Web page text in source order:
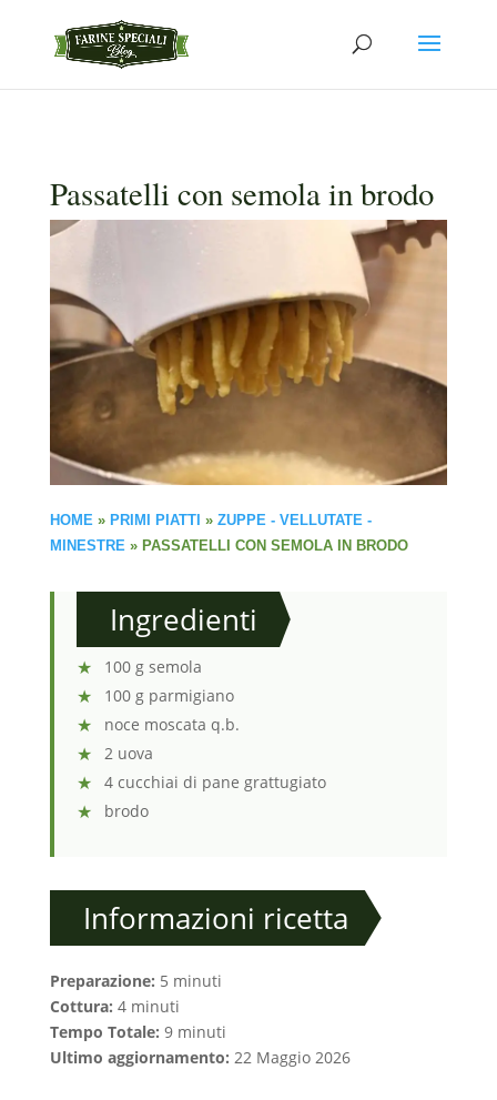
Passatelli con semola in brodo
HOME » PRIMI PIATTI » ZUPPE - VELLUTATE -
MINESTRE » PASSATELLI CON SEMOLA IN BRODO
Ingredienti
100 g semola
100 g parmigiano
noce moscata q.b.
2 uova
4 cucchiai di pane grattugiato
brodo
Informazioni ricetta
Preparazione: 5 minuti
Cottura: 4 minuti
Tempo Totale: 9 minuti
Ultimo aggiornamento: 22 Maggio 2026